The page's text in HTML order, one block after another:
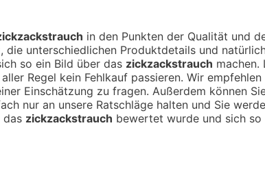
in den Punkten der Qualität und
die unterschiedlichen Produktdetails und
so ein Bild über das zickzackstrauch machen.
Regel kein Fehlkauf passieren. Wir empfehlen
Einschätzung zu fragen. Außerdem können
nur an unsere Ratschläge halten und Sie
das zickzackstrauch bewertet wurde und sich